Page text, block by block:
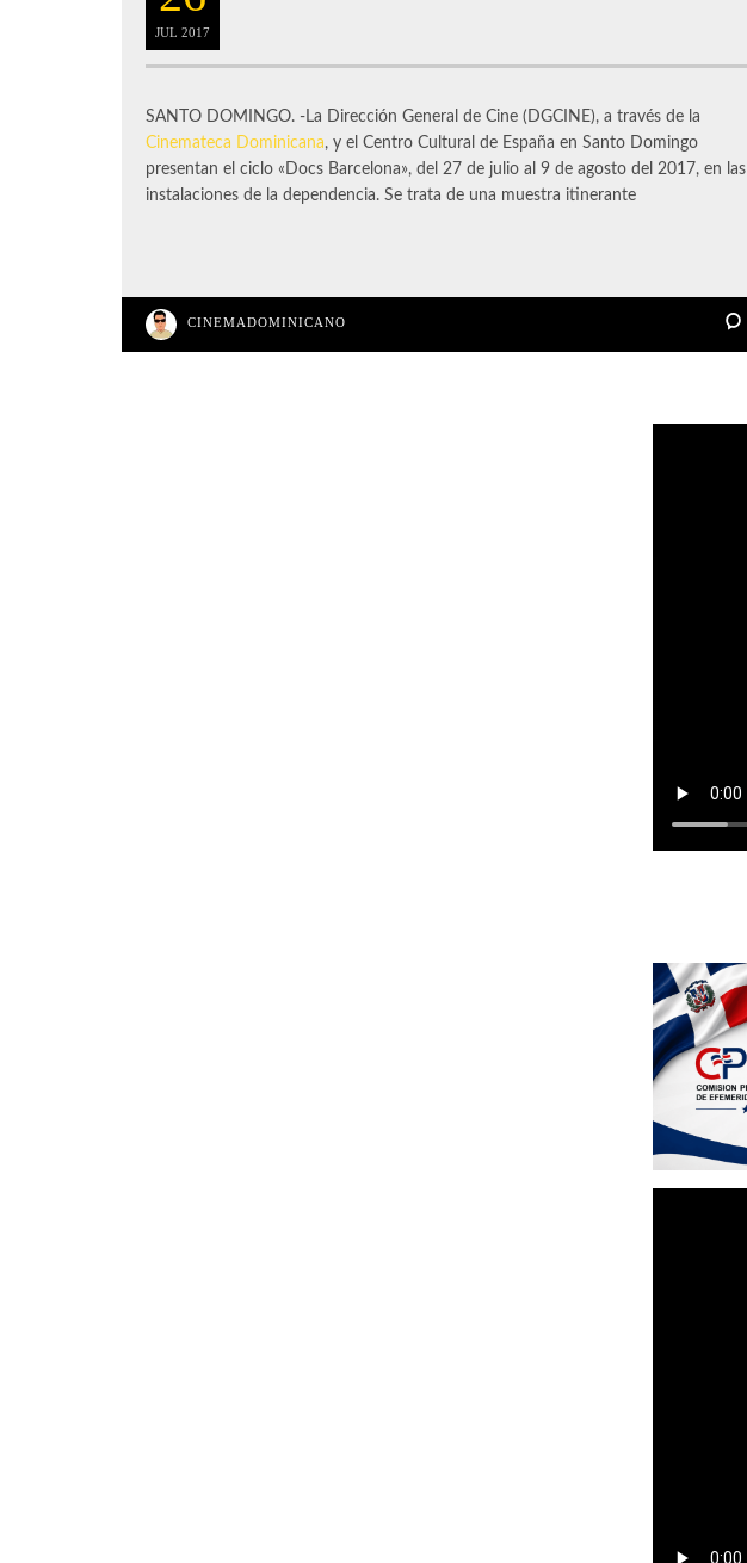
JUL 2017
SANTO DOMINGO. -La Dirección General de Cine (DGCINE), a través de la
Cinemateca Dominicana, y el Centro Cultural de España en Santo Domingo
presentan el ciclo «Docs Barcelona», del 27 de julio al 9 de agosto del 2017, en las
instalaciones de la dependencia. Se trata de una muestra itinerante
CINEMADOMINICANO